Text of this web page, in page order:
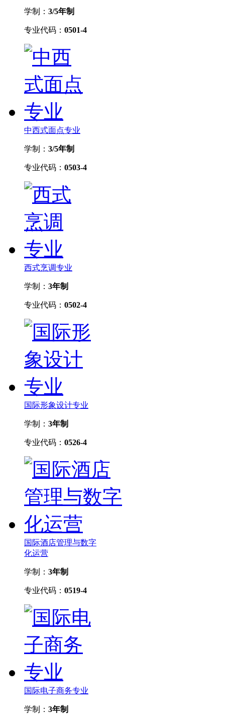
学制： 3/5年制
专业代码： 0501-4
中西式面点专业
学制： 3/5年制
专业代码： 0503-4
西式烹调专业
学制： 3年制
专业代码： 0502-4
国际形象设计专业
学制： 3年制
专业代码： 0526-4
国际酒店管理与数字
化运营
学制： 3年制
专业代码： 0519-4
国际电子商务专业
学制： 3年制